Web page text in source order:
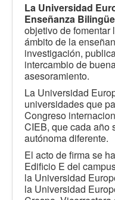
La Universidad
Enseñanza Bilingüe
objetivo de fomentar
ámbito de la
investigación,
intercambio de
asesoramiento.
La Universidad
universidades que
Congreso
CIEB, que cada año
autónoma diferente.
El acto de firma se
Edificio E del
la Universidad
la Universidad